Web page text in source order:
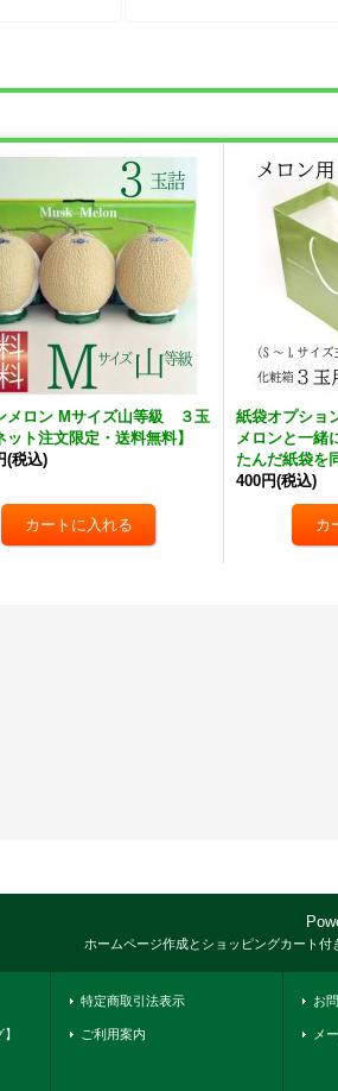
メロン Mサイズ山等級 ３玉
ト注文限定・送料無料】
(税込)
紙袋オプショ
メロンと一緒
たんだ紙袋を
400円(税込)
ホームページ作成とショッピングカート付
特定商取引法表示
ご利用案内
お
メ